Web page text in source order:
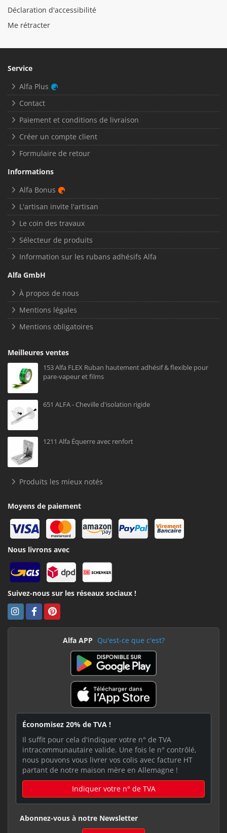
Déclaration d'accessibilité
Me rétracter
Service
Alfa Plus
Contact
Paiement et conditions de livraison
Créer un compte client
Formulaire de retour
Informations
Alfa Bonus
L'artisan invite l'artisan
Le coin des travaux
Sélecteur de produits
Information sur les rubans adhésifs Alfa
Alfa GmbH
À propos de nous
Mentions légales
Mentions obligatoires
Meilleures ventes
153 Alfa FLEX Ruban hautement adhésif & flexible pour
pare-vapeur et films
651 ALFA - Cheville d'isolation rigide
1211 Alfa Équerre avec renfort
Produits les mieux notés
Moyens de paiement
Nous livrons avec
Suivez-nous sur les réseaux sociaux !
Alfa APP Qu'est-ce que c'est?
Économisez 20% de TVA !
Il suffit pour cela d'indiquer votre n° de TVA
intracommunautaire valide. Une fois le n° contrôlé,
nous pouvons vous livrer vos colis avec facture HT
partant de notre maison mère en Allemagne !
Indiquer votre n° de TVA
Abonnez-vous à notre Newsletter